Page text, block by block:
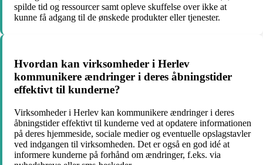
spilde tid og ressourcer samt opleve skuffelse over ikke at
kunne få adgang til de ønskede produkter eller tjenester.
Hvordan kan virksomheder i Herlev
kommunikere ændringer i deres åbningstider
effektivt til kunderne?
Virksomheder i Herlev kan kommunikere ændringer i deres
åbningstider effektivt til kunderne ved at opdatere informationen
på deres hjemmeside, sociale medier og eventuelle opslagstavler
ved indgangen til virksomheden. Det er også en god idé at
informere kunderne på forhånd om ændringer, f.eks. via